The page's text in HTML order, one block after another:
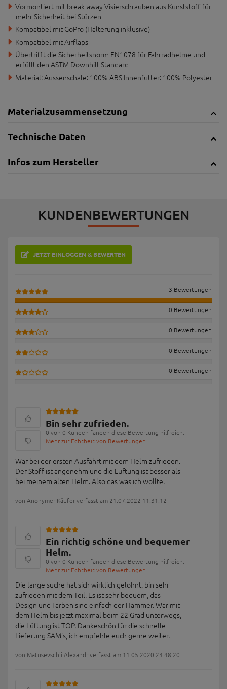
Vormontiert mit break-away Visierschrauben aus Kunststoff für
mehr Sicherheit bei Stürzen
Kompatibel mit GoPro (Halterung inklusive)
Kompatibel mit Airflaps
Übertrifft die Sicherheitsnorm EN1078 für Fahrradhelme und
erfüllt den ASTM Downhill-Standard
Material: Aussenschale: 100% ABS Innenfutter: 100% Polyester
Materialzusammensetzung
Technische Daten
Infos zum Hersteller
KUNDENBEWERTUNGEN
JETZT EINLOGGEN & BEWERTEN
3 Bewertungen
0 Bewertungen
0 Bewertungen
0 Bewertungen
0 Bewertungen
Bin sehr zufrieden.
0 von 0 Kunden fanden diese Bewertung hilfreich.
Mehr zur Echtheit von Bewertungen
War bei der ersten Ausfahrt mit dem Helm zufrieden.
Der Stoff ist angenehm und die Lüftung ist besser als
bei meinem alten Helm. Also das was ich wollte.
von Anonymer Käufer verfasst am 21.07.2022 11:31:12
Ein richtig schöne und bequemer
Helm.
0 von 0 Kunden fanden diese Bewertung hilfreich.
Mehr zur Echtheit von Bewertungen
Die lange suche hat sich wirklich gelohnt, bin sehr
zufrieden mit dem Teil. Es ist sehr bequem, das
Design und Farben sind einfach der Hammer. War mit
dem Helm bis jetzt maximal beim 22 Grad unterwegs,
die Lüftung ist TOP. Dankeschön für die schnelle
Lieferung SAM's, ich empfehle euch gerne weiter.
von Matusevschii Alexandr verfasst am 11.05.2020 23:48:20